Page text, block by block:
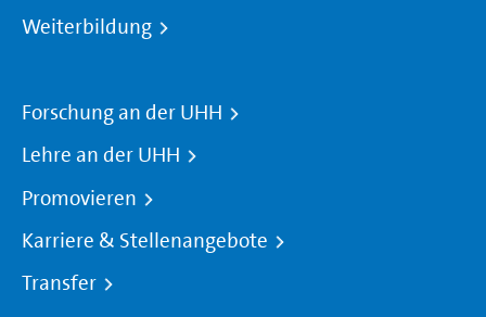
Weiterbildung
Forschung an der UHH
Lehre an der UHH
Promovieren
Karriere & Stellenangebote
Transfer